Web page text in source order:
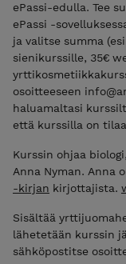
ePassi-edulla. Tee
ePassi -
ja valitse summa
sienikurssille, 35€
osoitteeseen
haluamaltasi
että kurssilla on
Kurssin ohjaa
Anna Nyman. Anna
-kirjan kirjottajista.
Sisältää
lähetetään kurssin
sähköpostitse